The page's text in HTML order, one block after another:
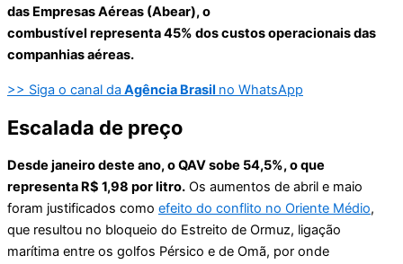
das Empresas Aéreas (Abear), o
combustível representa 45% dos custos operacionais das
companhias aéreas.
>> Siga o canal da Agência Brasil no WhatsApp
Escalada de preço
Desde janeiro deste ano, o QAV sobe 54,5%, o que
representa R$ 1,98 por litro. Os aumentos de abril e maio
foram justificados como efeito do conflito no Oriente Médio,
que resultou no bloqueio do Estreito de Ormuz, ligação
marítima entre os golfos Pérsico e de Omã, por onde